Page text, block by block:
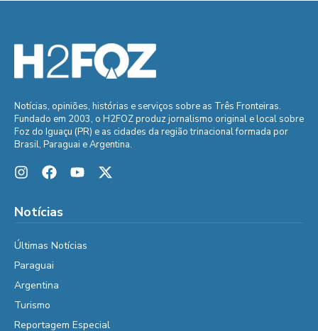
Notícias, opiniões, histórias e serviços sobre as Três Fronteiras.
Fundado em 2003, o H2FOZ produz jornalismo original e local sobre
Foz do Iguaçu (PR) e as cidades da região trinacional formada por
Brasil, Paraguai e Argentina.
Notícias
Últimas Notícias
Paraguai
Argentina
Turismo
Reportagem Especial